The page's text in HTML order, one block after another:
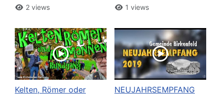
2 views 1 views
Kelten, Römer oder
NEUJAHRSEMPFANG